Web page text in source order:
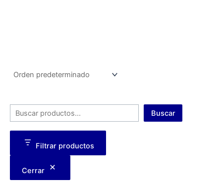
Buscar
Filtrar productos
Cerrar